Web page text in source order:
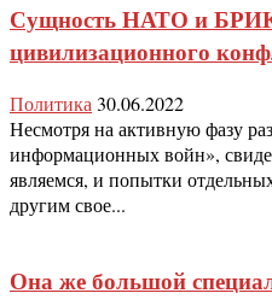
Сущность НАТО и
цивилизационного
Политика 30.06.2022
Несмотря на активную фазу
информационных войн»,
являемся, и попытки
другим свое...
Она же большой